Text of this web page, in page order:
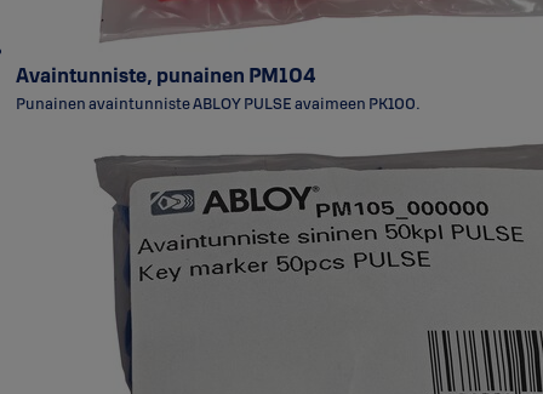
Avaintunniste, punainen PM104
Punainen avaintunniste ABLOY PULSE avaimeen PK100.